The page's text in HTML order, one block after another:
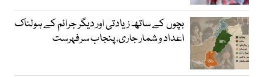
بچوں کے ساتھ زیادتی اور دیگر جرائم کے ہولناک
اعداد و شمار جاری، پنجاب سرفہرست